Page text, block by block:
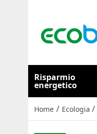
Risparmio
energetico
Home / Ecologia /